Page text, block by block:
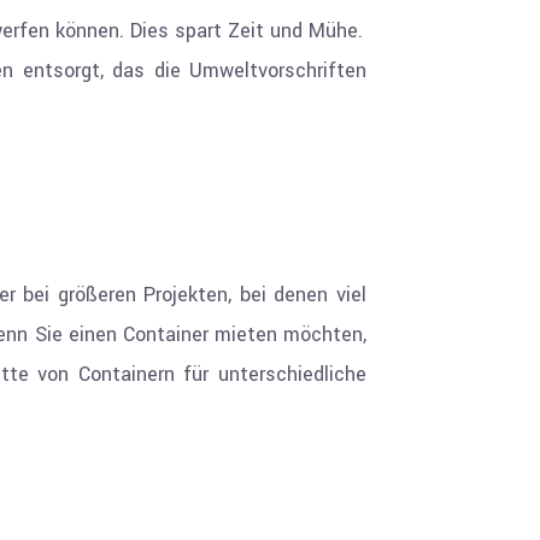
können. Dies spart Zeit und Mühe.
entsorgt, das die Umweltvorschriften
bei größeren Projekten, bei denen viel
Sie einen Container mieten möchten,
von Containern für unterschiedliche